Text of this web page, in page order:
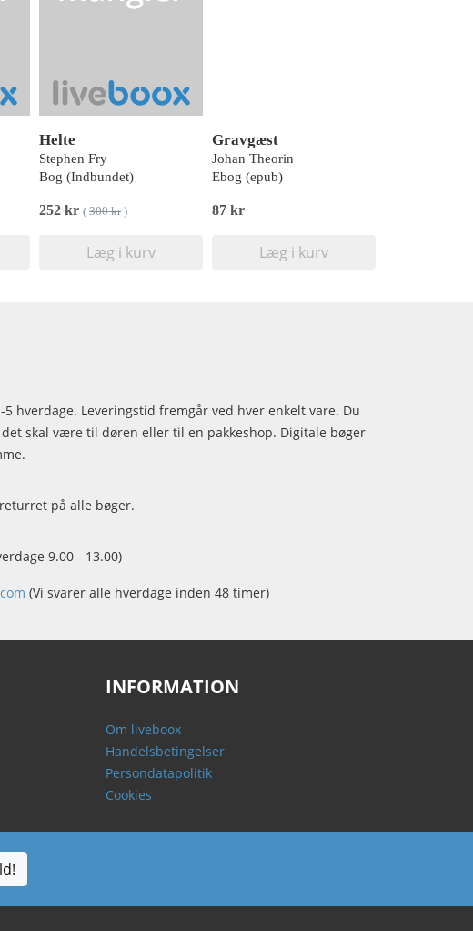
Helte
Stephen Fry
Bog (Indbundet)
252 kr ( 300 kr)
Læg i kurv
Gravgæst
Johan Theorin
Ebog (epub)
87 kr
Læg i kurv
hverdage. Leveringstid fremgår ved hver enkelt vare. Du
skal være til døren eller til en pakkeshop. Digitale bøger
på alle bøger.
9.00 - 13.00)
(Vi svarer alle hverdage inden 48 timer)
INFORMATION
Om liveboox
Handelsbetingelser
Persondatapolitik
Cookies